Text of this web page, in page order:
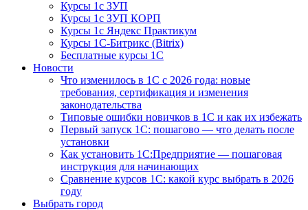
Курсы 1с ЗУП
Курсы 1с ЗУП КОРП
Курсы 1с Яндекс Практикум
Курсы 1С-Битрикс (Bitrix)
Бесплатные курсы 1С
Новости
Что изменилось в 1С с 2026 года: новые
требования, сертификация и изменения
законодательства
Типовые ошибки новичков в 1С и как их избежать
Первый запуск 1С: пошагово — что делать после
установки
Как установить 1С:Предприятие — пошаговая
инструкция для начинающих
Сравнение курсов 1С: какой курс выбрать в 2026
году
Выбрать город